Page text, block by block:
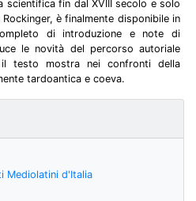
fin dal XVIII secolo e solo
è finalmente disponibile in
di introduzione e note di
le novità del percorso autoriale
testo mostra nei confronti della
tardoantica e coeva.
Mediolatini d'Italia